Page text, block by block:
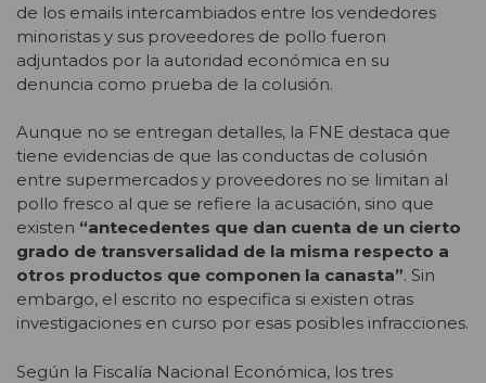
de los emails intercambiados entre los vendedores
minoristas y sus proveedores de pollo fueron
adjuntados por la autoridad económica en su
denuncia como prueba de la colusión.
Aunque no se entregan detalles, la FNE destaca que
tiene evidencias de que las conductas de colusión
entre supermercados y proveedores no se limitan al
pollo fresco al que se refiere la acusación, sino que
existen “antecedentes que dan cuenta de un cierto
grado de transversalidad de la misma respecto a
otros productos que componen la canasta”. Sin
embargo, el escrito no especifica si existen otras
investigaciones en curso por esas posibles infracciones.
Según la Fiscalía Nacional Económica, los tres